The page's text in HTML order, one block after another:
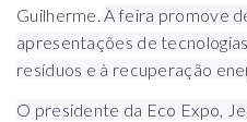
Guilherme.A feira promove
apresentações de
resíduos e à recuperação
O presidente da Eco Expo,